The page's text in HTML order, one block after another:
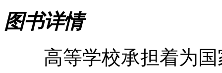
图书详情
高等学校承担着为国